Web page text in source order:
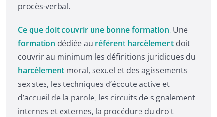
procès-verbal.
Ce que doit couvrir une bonne formation. Une
formation dédiée au référent harcèlement doit
couvrir au minimum les définitions juridiques du
harcèlement moral, sexuel et des agissements
sexistes, les techniques d’écoute active et
d’accueil de la parole, les circuits de signalement
internes et externes, la procédure du droit